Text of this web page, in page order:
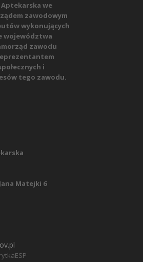
we
zawodowym
wykonujących
województwa
zawodu
i
tego zawodu.
Matejki 6